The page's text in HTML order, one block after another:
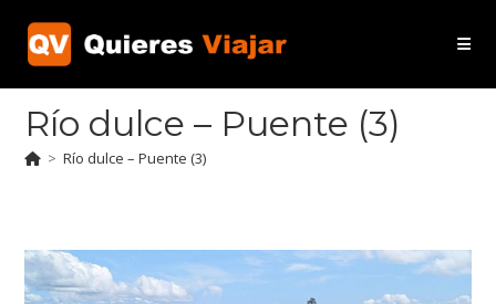
contenido
Río dulce – Puente (3)
> Río dulce – Puente (3)